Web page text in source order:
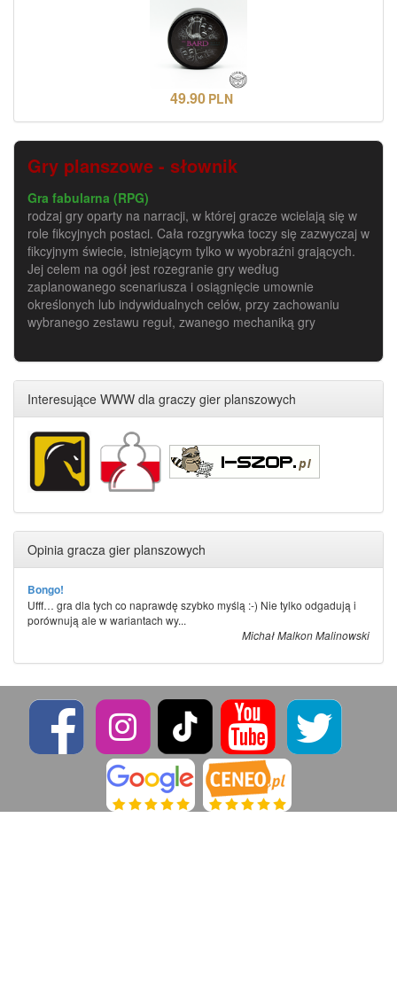
49.90 PLN
Gry planszowe - słownik
Gra fabularna (RPG)
rodzaj gry oparty na narracji, w której gracze wcielają się w
role fikcyjnych postaci. Cała rozgrywka toczy się zazwyczaj w
fikcyjnym świecie, istniejącym tylko w wyobraźni grających.
Jej celem na ogół jest rozegranie gry według
zaplanowanego scenariusza i osiągnięcie umownie
określonych lub indywidualnych celów, przy zachowaniu
wybranego zestawu reguł, zwanego mechaniką gry
Interesujące WWW dla graczy gier planszowych
Opinia gracza gier planszowych
Bongo!
Ufff… gra dla tych co naprawdę szybko myślą :-) Nie tylko odgadują i
porównują ale w wariantach wy...
Michał Malkon Malinowski